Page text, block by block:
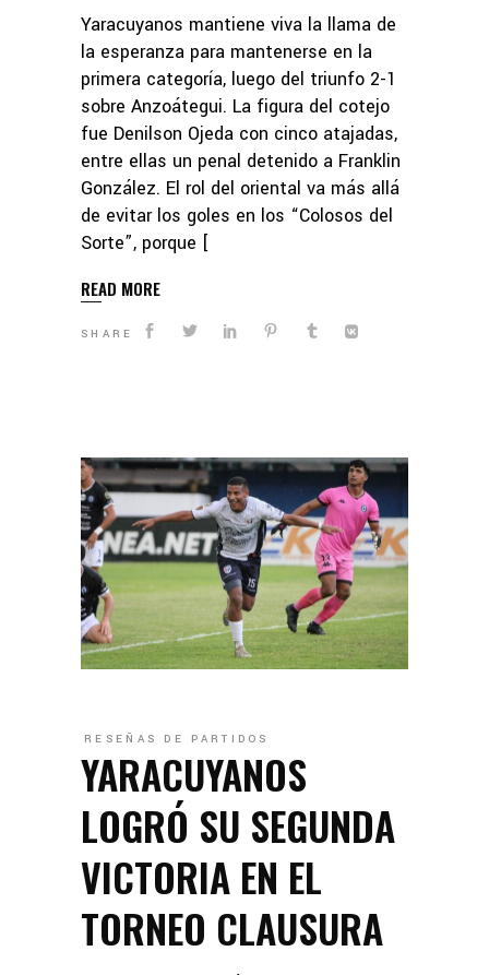
Yaracuyanos mantiene viva la llama de
la esperanza para mantenerse en la
primera categoría, luego del triunfo 2-1
sobre Anzoátegui. La figura del cotejo
fue Denilson Ojeda con cinco atajadas,
entre ellas un penal detenido a Franklin
González. El rol del oriental va más allá
de evitar los goles en los “Colosos del
Sorte”, porque [
READ MORE
SHARE
RESEÑAS DE PARTIDOS
YARACUYANOS
LOGRÓ SU SEGUNDA
VICTORIA EN EL
TORNEO CLAUSURA